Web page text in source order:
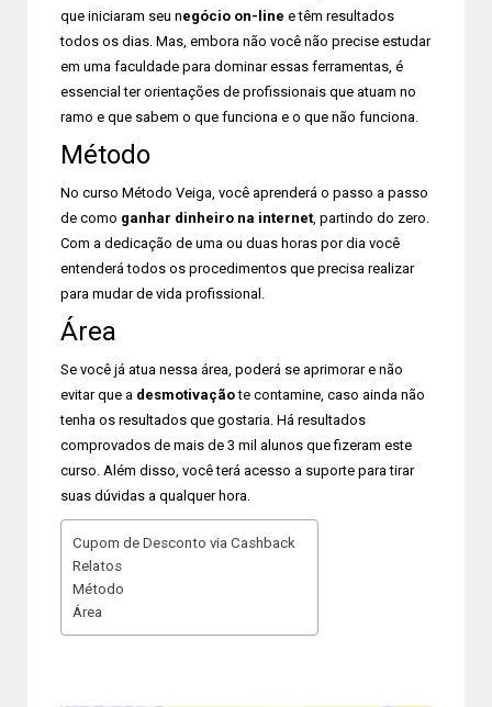
que iniciaram seu negócio on-line e têm resultados
todos os dias. Mas, embora não você não precise estudar
em uma faculdade para dominar essas ferramentas, é
essencial ter orientações de profissionais que atuam no
ramo e que sabem o que funciona e o que não funciona.
Método
No curso Método Veiga, você aprenderá o passo a passo
de como ganhar dinheiro na internet, partindo do zero.
Com a dedicação de uma ou duas horas por dia você
entenderá todos os procedimentos que precisa realizar
para mudar de vida profissional.
Área
Se você já atua nessa área, poderá se aprimorar e não
evitar que a desmotivaçãote contamine, caso ainda não
tenha os resultados que gostaria. Há resultados
comprovados de mais de 3 mil alunos que fizeram este
curso. Além disso, você terá acesso a suporte para tirar
suas dúvidas a qualquer hora.
Cupom de Desconto via Cashback
Relatos
Método
Área